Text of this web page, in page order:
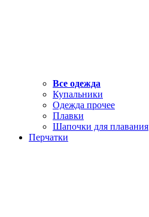
Все одежда
Купальники
Одежда прочее
Плавки
Шапочки для плавания
Перчатки